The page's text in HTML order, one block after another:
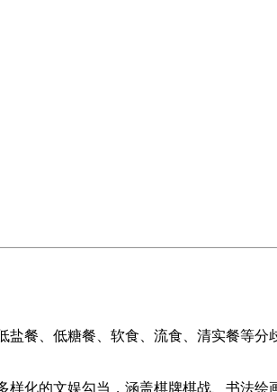
、低糖餐、软食、流食、清实餐等分
的文娱勾当，涵盖棋牌棋战、书法绘